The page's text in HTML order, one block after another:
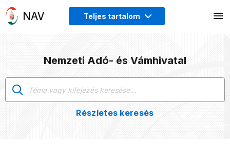
Teljes tartalom
Nemzeti Adó- és Vámhivatal
Részletes keresés